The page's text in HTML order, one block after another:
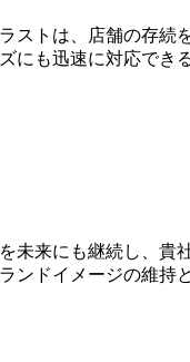
トは、店舗の存続
も迅速に対応でき
来にも継続し、貴
ドイメージの維持